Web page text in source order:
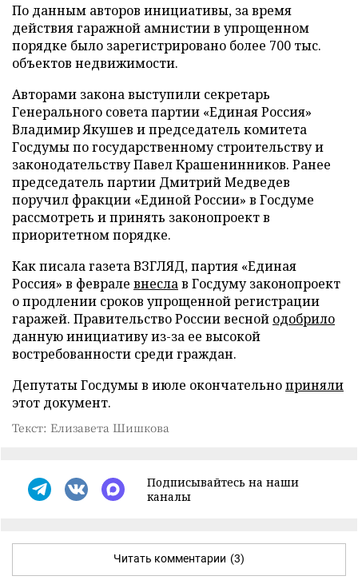
По данным авторов инициативы, за время
действия гаражной амнистии в упрощенном
порядке было зарегистрировано более 700 тыс.
объектов недвижимости.
Авторами закона выступили секретарь
Генерального совета партии «Единая Россия»
Владимир Якушев и председатель комитета
Госдумы по государственному строительству и
законодательству Павел Крашенинников. Ранее
председатель партии Дмитрий Медведев
поручил фракции «Единой России» в Госдуме
рассмотреть и принять законопроект в
приоритетном порядке.
Как писала газета ВЗГЛЯД, партия «Единая
Россия» в феврале внеслав Госдуму законопроект
о продлении сроков упрощенной регистрации
гаражей. Правительство России весной одобрило
данную инициативу из-за ее высокой
востребованности среди граждан.
Депутаты Госдумы в июле окончательноприняли
этот документ.
Текст: Елизавета Шишкова
Подписывайтесь на наши
каналы
Читать комментарии (3)